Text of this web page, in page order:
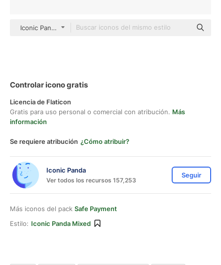
Iconic Panda Mixed
Controlar icono gratis
Licencia de Flaticon
Gratis para uso personal o comercial con atribución. Más
información
Se requiere atribución ¿Cómo atribuir?
Iconic Panda
Ver todos los recursos 157,253
Seguir
Más iconos del pack Safe Payment
Estilo: Iconic Panda Mixed